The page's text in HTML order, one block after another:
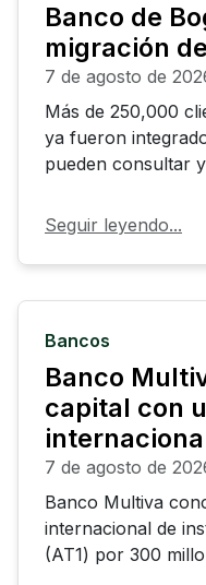
Banco de
migración
7 de agosto de
Más de 250,000
ya fueron
pueden consultar
canales digitales de
Seguir leyendo...
Bancos
Banco
capital con
7 de agosto de
Banco Multiva
internacional de
(AT1) por 300